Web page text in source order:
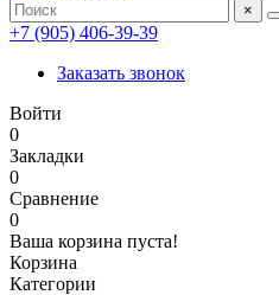
×
+7 (905) 406-39-39
Заказать звонок
Войти
0
Закладки
0
Сравнение
0
Ваша корзина пуста!
Корзина
Категории